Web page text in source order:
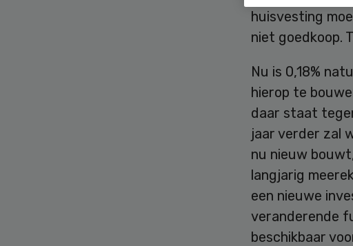
huisvesting
niet goedkoop.
Nu is 0,18%
hierop te
daar staat
jaar verder zal
nu nieuw
langjarig
een nieuwe
veranderende
beschikbaar